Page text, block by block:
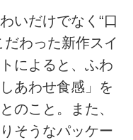
いだけでなく“口
だわった新作スイ
によると、ふわ
あわせ食感」を
のこと。また、
そうなパッケー